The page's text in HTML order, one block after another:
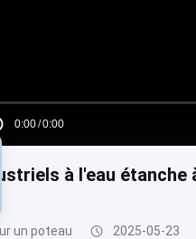
Time
0:00/0:00
à l'eau étanche
un poteau 2025-05-23